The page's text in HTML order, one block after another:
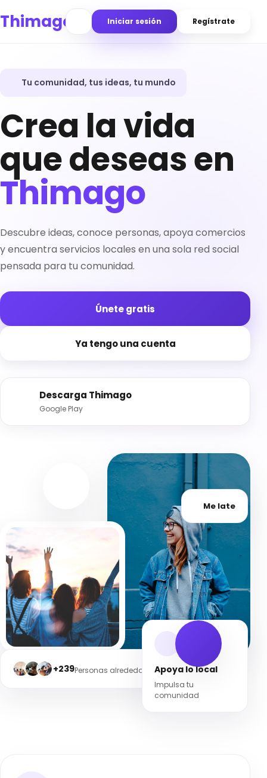
Thimago Iniciar sesión Regístrate
Tu comunidad, tus ideas, tu mundo
Crea la vida
que deseas en
Thimago
Descubre ideas, conoce personas, apoya comercios
y encuentra servicios locales en una sola red social
pensada para tu comunidad.
Únete gratis
Ya tengo una cuenta
Descarga Thimago
Google Play
+239Personas alrededor Apoya lo local
Impulsa tu
comunidad
Me late